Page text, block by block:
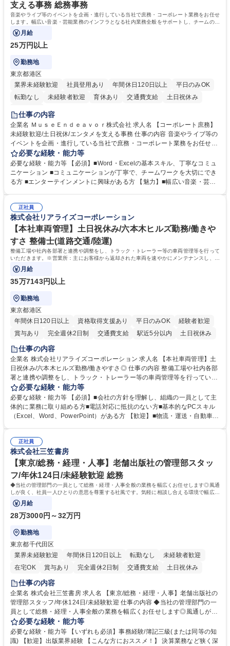
支える事務 総務事務
音楽やライブ等のイベントを企画・進行している当社で庶務・コーポレート業務をお任せ
します。幅広い音楽・芸能業務のインフラとなる社内業務全般をサポートし、チームの円
滑な運営を支えていただきます。
月給
25万円以上
勤務地
東京都港区
業界未経験歓迎
社員登用あり 年間休日120日以上
平日のみOK
転勤なし
未経験者歓迎 育休あり 交通費支給
土日祝休み
服装自由
仕事の内容
企業名 ＭｕｓｅＥｎｄｅａｖｏｒ株式会社 求人名 【コーポレート庶務】
未経験歓迎/土日祝休/エンタメを支える事務 仕事の内容 音楽やライブ等の
イベントを企画・進行している当社で庶務・コーポレート業務をお任せし
ます。幅広い音楽・芸能業務のインフラとなる社内業務全般をサポート
し、チームの円滑な運営を支えていただきます。 ■社内の庶務・一般事務
全般、書類整理、備品管理・発注 ■郵便物の仕分け、来客・電話対応、社
内環境の維持サポート ■経理や人事/採用の外注事業者とのやりとり・プロ
す。 ※業務の変更範囲：会社の定める業務※ 募集職種 【コーポレート庶
務】未経験歓迎/土日祝休/エンタメを支える事務
必要な経験・能力等
必要な経験・能力等 【必須】■Word・Excelの基本スキル、丁寧なコミュ
ニケーション ■コミュニケーションが丁寧で、チームワークを大切にでき
る方 ■エンターテインメントに興味がある方 【魅力】■幅広い音楽・芸能
ルーティンワークに留まらず、外注事業者との連携や業務プロセスの推進
など、自らの裁量で組織の仕組みづくりに関われるやりがいがあります。
■土日祝休みで、プライベートと両立しながら専門スキルを磨ける環境で
す。 学歴・資格 学歴：大学院 大学 高専 短大 専修学校 高校 語学力： 資
格：
正社員
株式会社リアライズコーポレーション
【本社車両管理】土日祝休み/六本木ヒルズ勤務/働きや
すさ 整備士(道路交通/陸運)
整備工場や社内各部署と連携や調整をし、トラック・トレーラー等の車両管理等を行って
いただきます。※営業所：主にお客様から返却された車両を速やかにメンテナンスし、次
のお客様にお貸し出しするための拠点
月給
35万7143円以上
勤務地
東京都港区
年間休日120日以上
資格取得支援あり 平日のみOK
経験者歓迎
賞与あり
完全週休2日制 交通費支給 駅近5分以内 土日祝休み
仕事の内容
企業名 株式会社リアライズコーポレーション 求人名 【本社車両管理】土
日祝休み/六本木ヒルズ勤務/働きやすさ◎ 仕事の内容 整備工場や社内各部
署と連携や調整をし、トラック・トレーラー等の車両管理等を行っていた
だきます。※営業所：主にお客様から返却された車両を速やかにメンテナ
ンスし、次のお客様にお貸し出しするための拠点 【具体的には】■整備工
場への整備発注・入出庫調整、社内各部署との連携・調整■車両の入出庫
スケジュール管理■返却車両の整備に関する調査・進捗管理等※弊社事業
木ヒルズ）になります。 ※毎週土日しっかり休める週休2日制です。 募集
職種 【本社車両管理】土日祝休み/六本木ヒルズ勤務/働きやすさ◎
必要な経験・能力等
必要な経験・能力等 【必須】■会社の方針を理解し、組織の一員として主
体的に業務に取り組める方■電話対応に抵抗のない方■基本的なPCスキル
（Excel、Word、PowerPoint）がある方 【歓迎】■物流・運送・自動車・
コストマネジメント能力：整備工場からの修理費の見積もりを精査し、無
駄なコストを見極めるため、経営的視点での数字感覚が身につきます。■
期日・進捗管理能力：リース開始日や車検のタイミング等を管理し調整す
る力が身に付きます。 学歴・資格 学歴：大学院 大学 語学力： 資格：
正社員
株式会社三笠書房
【東京/総務・経理・人事】老舗出版社の管理部スタッ
フ/年休124日/未経験歓迎 総務
◆当社の管理部門の一員として総務・経理・人事全般の業務を幅広くお任せします◎風通
しが良く、社員一人ひとりの意思を尊重する社風です。気軽に相談し合える環境で幅広い
バックオフィス業務を習得いただきます。
月給
28万3000円～32万円
勤務地
東京都千代田区
業界未経験歓迎
年間休日120日以上 転勤なし
未経験者歓迎
在宅OK
賞与あり 完全週休2日制 交通費支給 土日祝休み
仕事の内容
企業名 株式会社三笠書房 求人名 【東京/総務・経理・人事】老舗出版社の
管理部スタッフ/年休124日/未経験歓迎 仕事の内容 ◆当社の管理部門の一
員として総務・経理・人事全般の業務を幅広くお任せします◎風通しが良
く、社員一人ひとりの意思を尊重する社風です。気軽に相談し合える環境
で幅広いバックオフィス業務を習得いただきます。 具体的には■総務：備
品補充、採用に関するスケジュール調整など■経理；経費精算、入出金管
必要な経験・能力等
必要な経験・能力等 【いずれも必須】事務経験/簿記三級(または同等の知
識) 【歓迎】出版業界経験 【こんな方におススメ！】 決算業務など狭く深